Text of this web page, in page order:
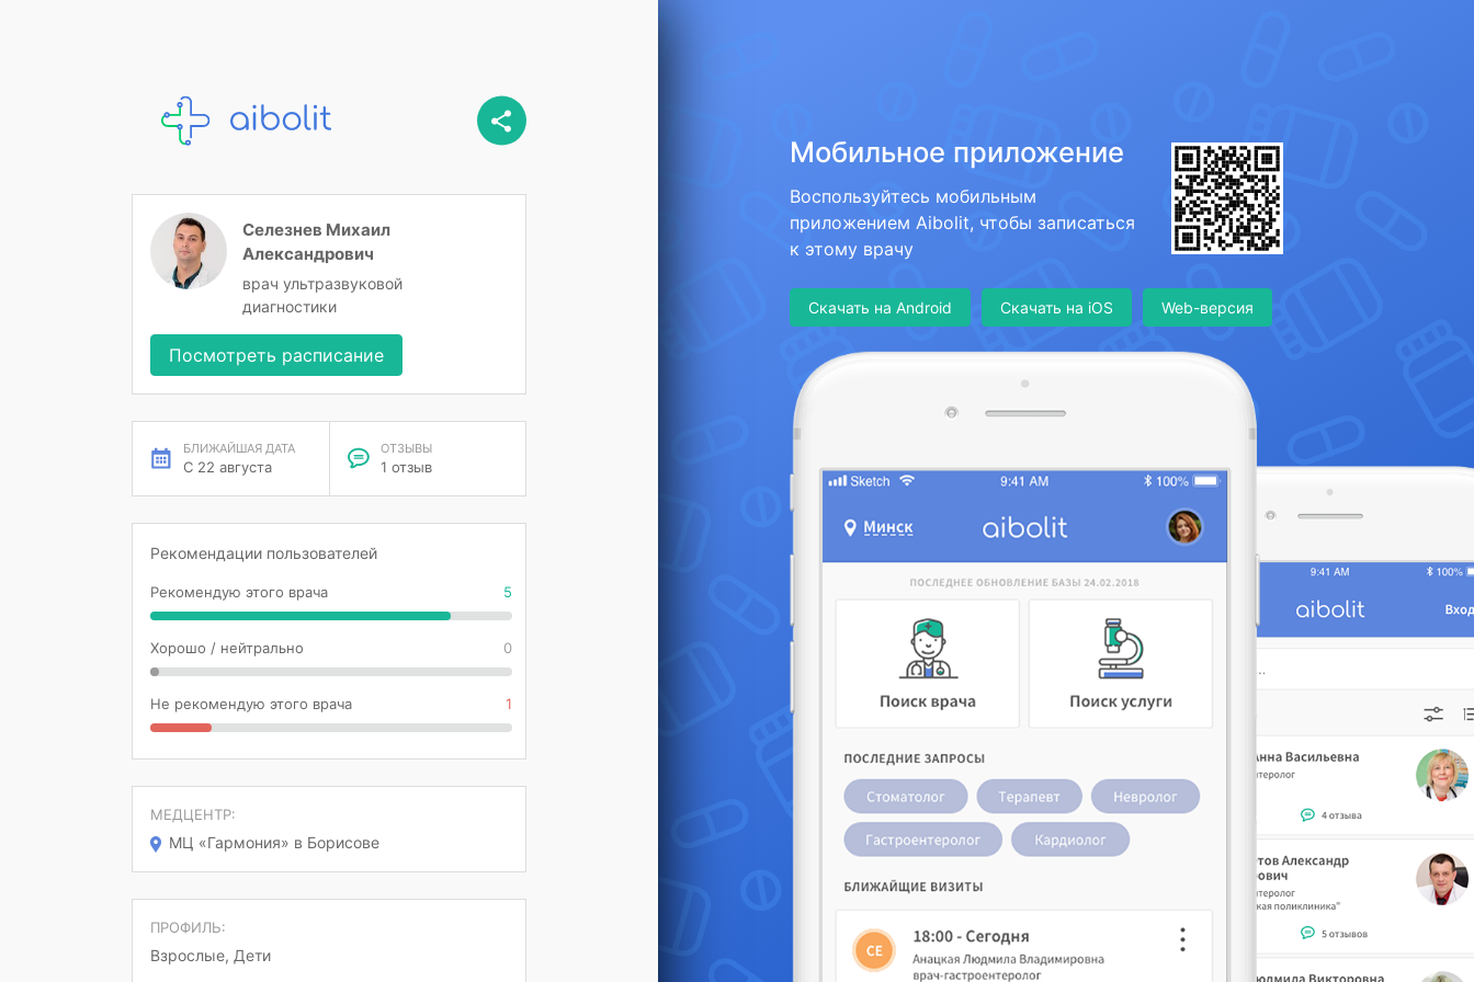
Мобильное приложение
Воспользуйтесь мобильным
приложением Aibolit, чтобы записаться
к этому врачу
Скачать на Android Скачать на iOS Web-версия
Селезнев Михаил
Александрович
врач ультразвуковой
диагностики
Посмотреть расписание
БЛИЖАЙШАЯ ДАТА
С 22 августа
ОТЗЫВЫ
1 отзыв
Рекомендации пользователей
Рекомендую этого врача 5
Хорошо / нейтрально 0
Не рекомендую этого врача 1
МЕДЦЕНТР:
МЦ «Гармония» в Борисове
ПРОФИЛЬ:
Взрослые, Дети